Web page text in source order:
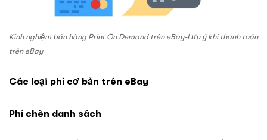
Kinh nghiệm bán hàng Print On Demand trên eBay-Lưu ý khi thanh toán
trên eBay
Các loại phí cơ bản trên eBay
Phí chèn danh sách